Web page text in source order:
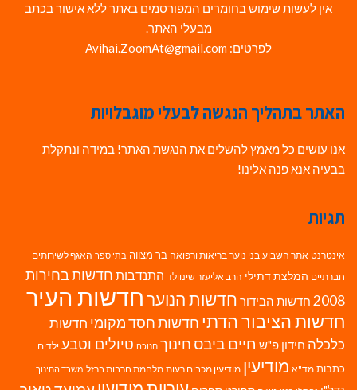
אין לעשות שימוש בחומרים המפורסמים באתר ללא אישור בכתב
מבעלי האתר.
לפרטים: Avihai.ZoomAt@gmail.com
האתר בתהליך הנגשה לבעלי מוגבלויות
אנו עושים כל מאמץ להשלים את הנגשת האתר! במידה ונתקלת
בבעיה אנא פנה אלינו!
תגיות
אינטרנט אתר השבוע בני נוער בריאות ורפואה בר מצווה בתי ספר האגף לשירותים
חברתיים המלצת דתילי הרב אליעזר שינוולד התנדבות חדשות בחירות
2008 חדשות הבידור חדשות הנוערחדשות העיר
חדשות הציבור הדתי חדשות חסד מקומי חדשות
כלכלה חידון פ"ש חיים ביבסחינוך חנוכה טיולים וטבע ילדים
כתבות מד"א מודיעין מודיעין מכבים רעות מלחמת חרבות ברזל משרד החינוך